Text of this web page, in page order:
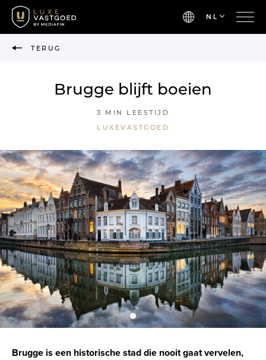
NL
TERUG
Brugge blijft boeien
3 MIN LEESTIJD
LUXEVASTGOED
Brugge is een historische stad die nooit gaat vervelen,